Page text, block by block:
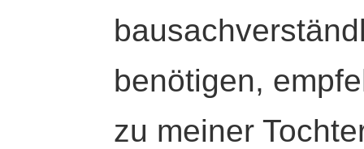
benötigen,
zu meiner